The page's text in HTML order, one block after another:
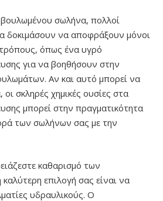
σωλήνα, πολλοί
δοκιμάσουν να αποφράξουν μόνοι
όπως ένα υγρό
για να βοηθήσουν στην
Αν και αυτό μπορεί να
σκληρές χημικές ουσίες στα
μπορεί στην πραγματικότητα
των σωλήνων σας με την
καθαρισμό των
επιλογή σας είναι να
υδραυλικούς. Ο